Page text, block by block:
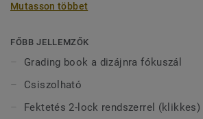
Fedezze fel a kollekciót és annak
dekorációjában.
Mutasson többet
FŐBB JELLEMZŐK
Grading book a dizájnra fókuszál
Csiszolható
Fektetés 2-lock rendszerrel (klikkes)